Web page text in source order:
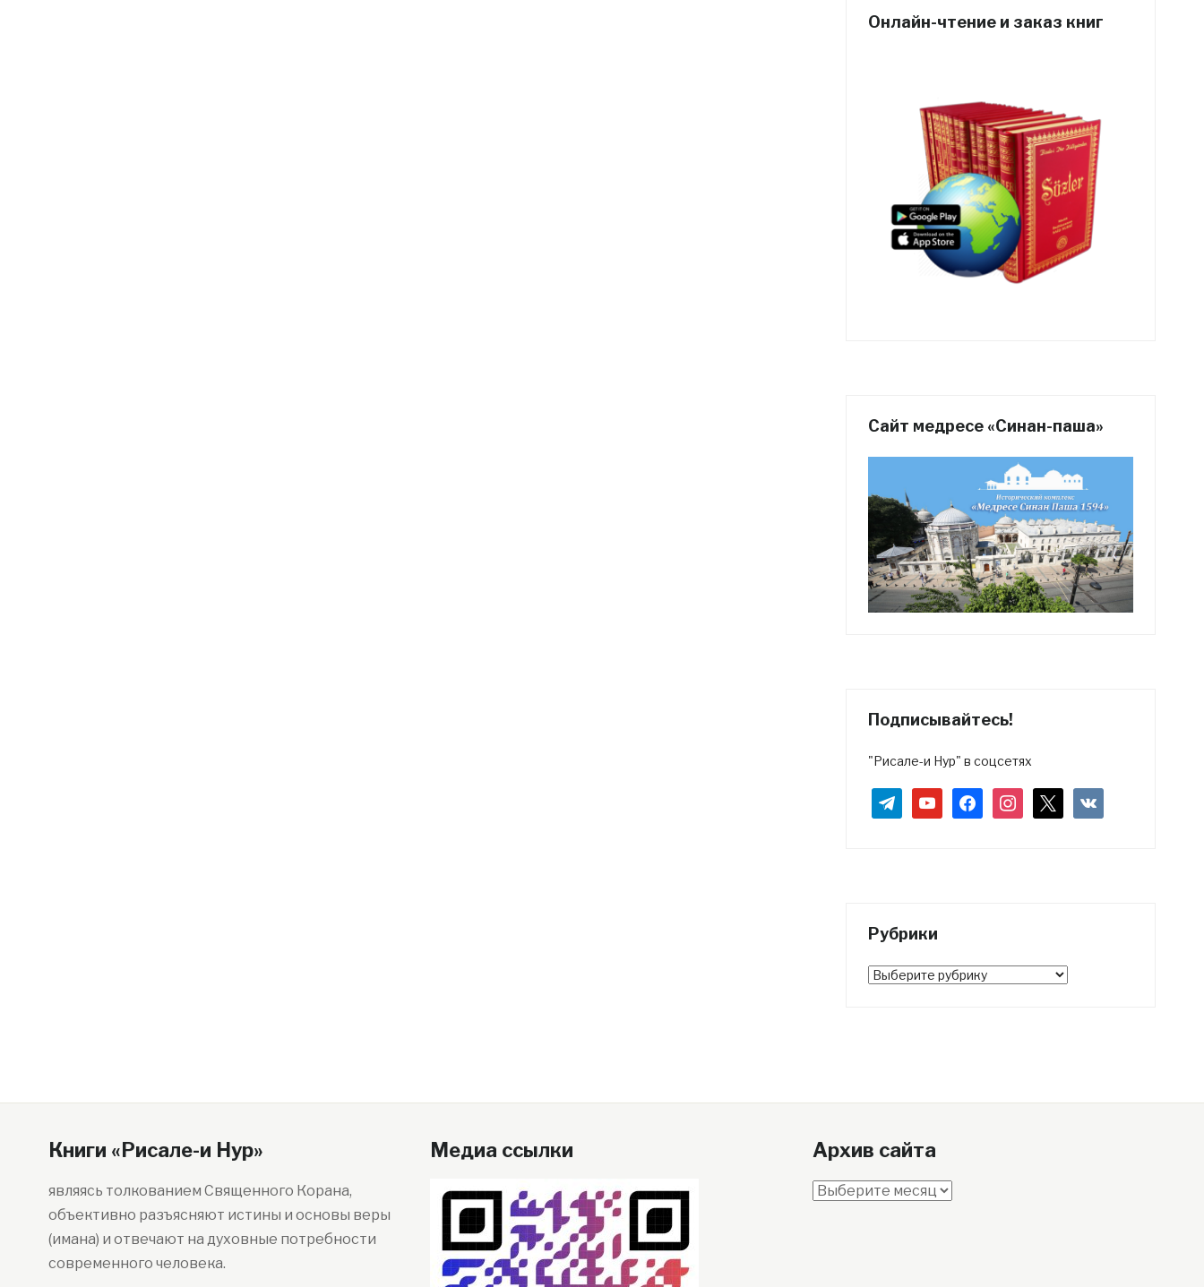
Онлайн-чтение и заказ книг
Сайт медресе «Синан-паша»
Подписывайтесь!
"Рисале-и Нур" в соцсетях
telegramyoutubefacebookinstagram vkontakte
Рубрики
Рубрики
Книги «Рисале-и Нур»
являясь толкованием Священного Корана,
объективно разъясняют истины и основы веры
(имана) и отвечают на духовные потребности
современного человека.
Медиа ссылки Архив сайта
Архив